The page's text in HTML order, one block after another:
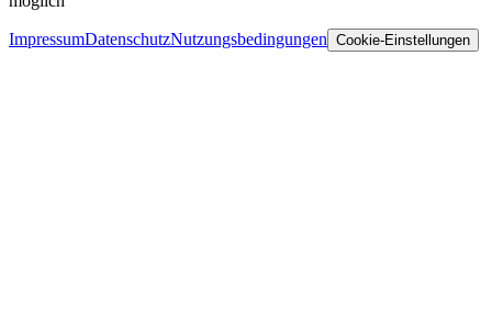
ImpressumDatenschutzNutzungsbedingungen Cookie-Einstellungen